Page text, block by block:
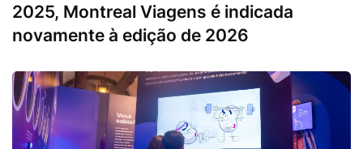
2025, Montreal Viagens é indicada
novamente à edição de 2026